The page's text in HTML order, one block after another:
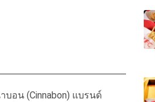
อน (Cinnabon) แบรนด์